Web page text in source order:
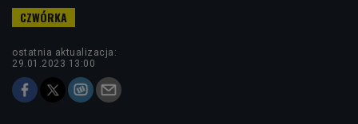
ostatnia aktualizacja:
29.01.2023 13:00